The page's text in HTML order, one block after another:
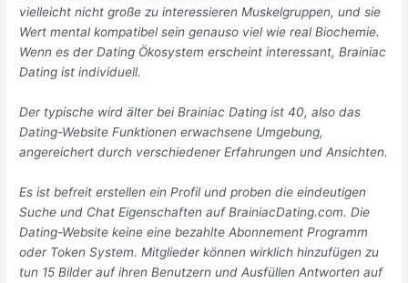
vielleicht nicht große zu interessieren Muskelgruppen, und sie
Wert mental kompatibel sein genauso viel wie real Biochemie.
Wenn es der Dating Ökosystem erscheint interessant, Brainiac
Dating ist individuell.
Der typische wird älter bei Brainiac Dating ist 40, also das
Dating-Website Funktionen erwachsene Umgebung,
angereichert durch verschiedener Erfahrungen und Ansichten.
Es ist befreit erstellen ein Profil und proben die eindeutigen
Suche und Chat Eigenschaften auf BrainiacDating.com. Die
Dating-Website keine eine bezahlte Abonnement Programm
oder Token System. Mitglieder können wirklich hinzufügen zu
tun 15 Bilder auf ihren Benutzern und Ausfüllen Antworten auf